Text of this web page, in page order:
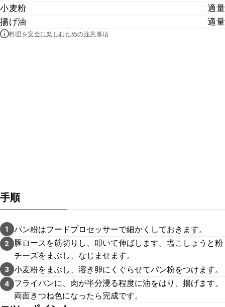
小麦粉
適量
揚げ油
適量
料理を安全に楽しむための注意事項
手順
1 パン粉はフードプロセッサーで細かくしておきます。
2
豚ロースを筋切りし、叩いて伸ばします。塩こしょうと粉
チーズをまぶし、なじませます。
3 小麦粉をまぶし、溶き卵にくぐらせてパン粉をつけます。
4
フライパンに、肉が半分浸る程度に油をはり、揚げます。
両面きつね色になったら完成です。